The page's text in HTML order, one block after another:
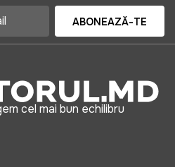
ABONEAZĂ-TE
cel mai bun echilibru